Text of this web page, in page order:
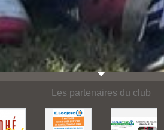
Les partenaires du club